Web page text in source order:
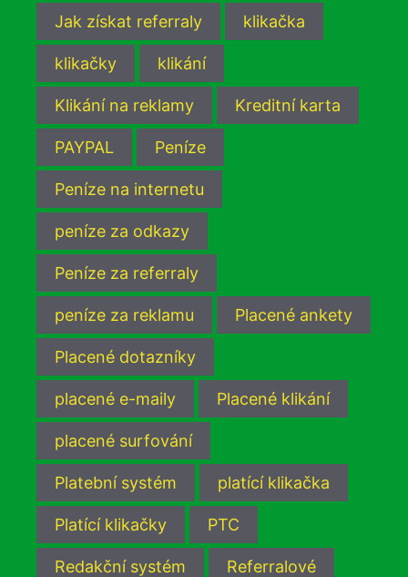
Jak získat referraly klikačka
klikačky klikání
Klikání na reklamy Kreditní karta
PAYPAL Peníze
Peníze na internetu
peníze za odkazy
Peníze za referraly
peníze za reklamu Placené ankety
Placené dotazníky
placené e-maily Placené klikání
placené surfování
Platební systém platící klikačka
Platící klikačky PTC
Redakční systém Referralové